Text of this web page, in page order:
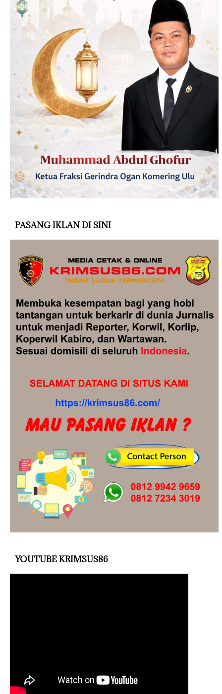
PASANG IKLAN DI SINI
YOUTUBE KRIMSUS86